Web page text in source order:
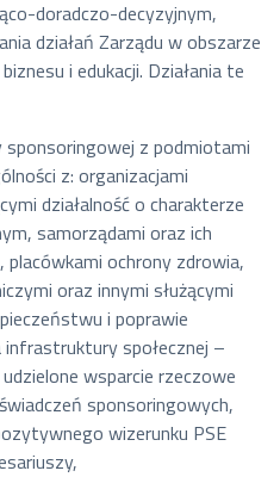
doradczo-decyzyjnym,
działań Zarządu w obszarze
i edukacji. Działania te
sponsoringowej z podmiotami
z: organizacjami
działalność o charakterze
samorządami oraz ich
ochrony zdrowia,
oraz innymi służącymi
i poprawie
społecznej –
wsparcie rzeczowe
sponsoringowych,
wizerunku PSE